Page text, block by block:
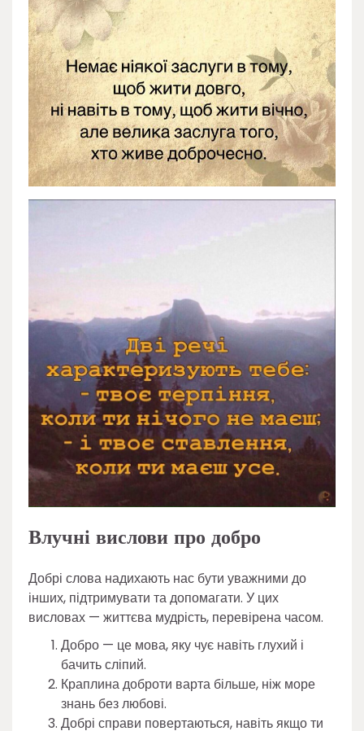
Влучні вислови про добро
Добрі слова надихають нас бути уважними до
інших, підтримувати та допомагати. У цих
висловах — життєва мудрість, перевірена часом.
Добро — це мова, яку чує навіть глухий і
бачить сліпий.
Краплина доброти варта більше, ніж море
знань без любові.
Добрі справи повертаються, навіть якщо ти